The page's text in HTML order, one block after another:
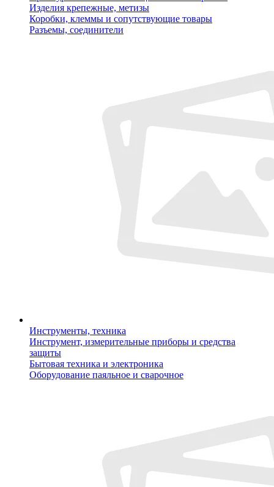
Изделия крепежные, метизы
Коробки, клеммы и сопутствующие товары
Разъемы, соединители
Инструменты, техника
Инструмент, измерительные приборы и средства
защиты
Бытовая техника и электроника
Оборудование паяльное и сварочное